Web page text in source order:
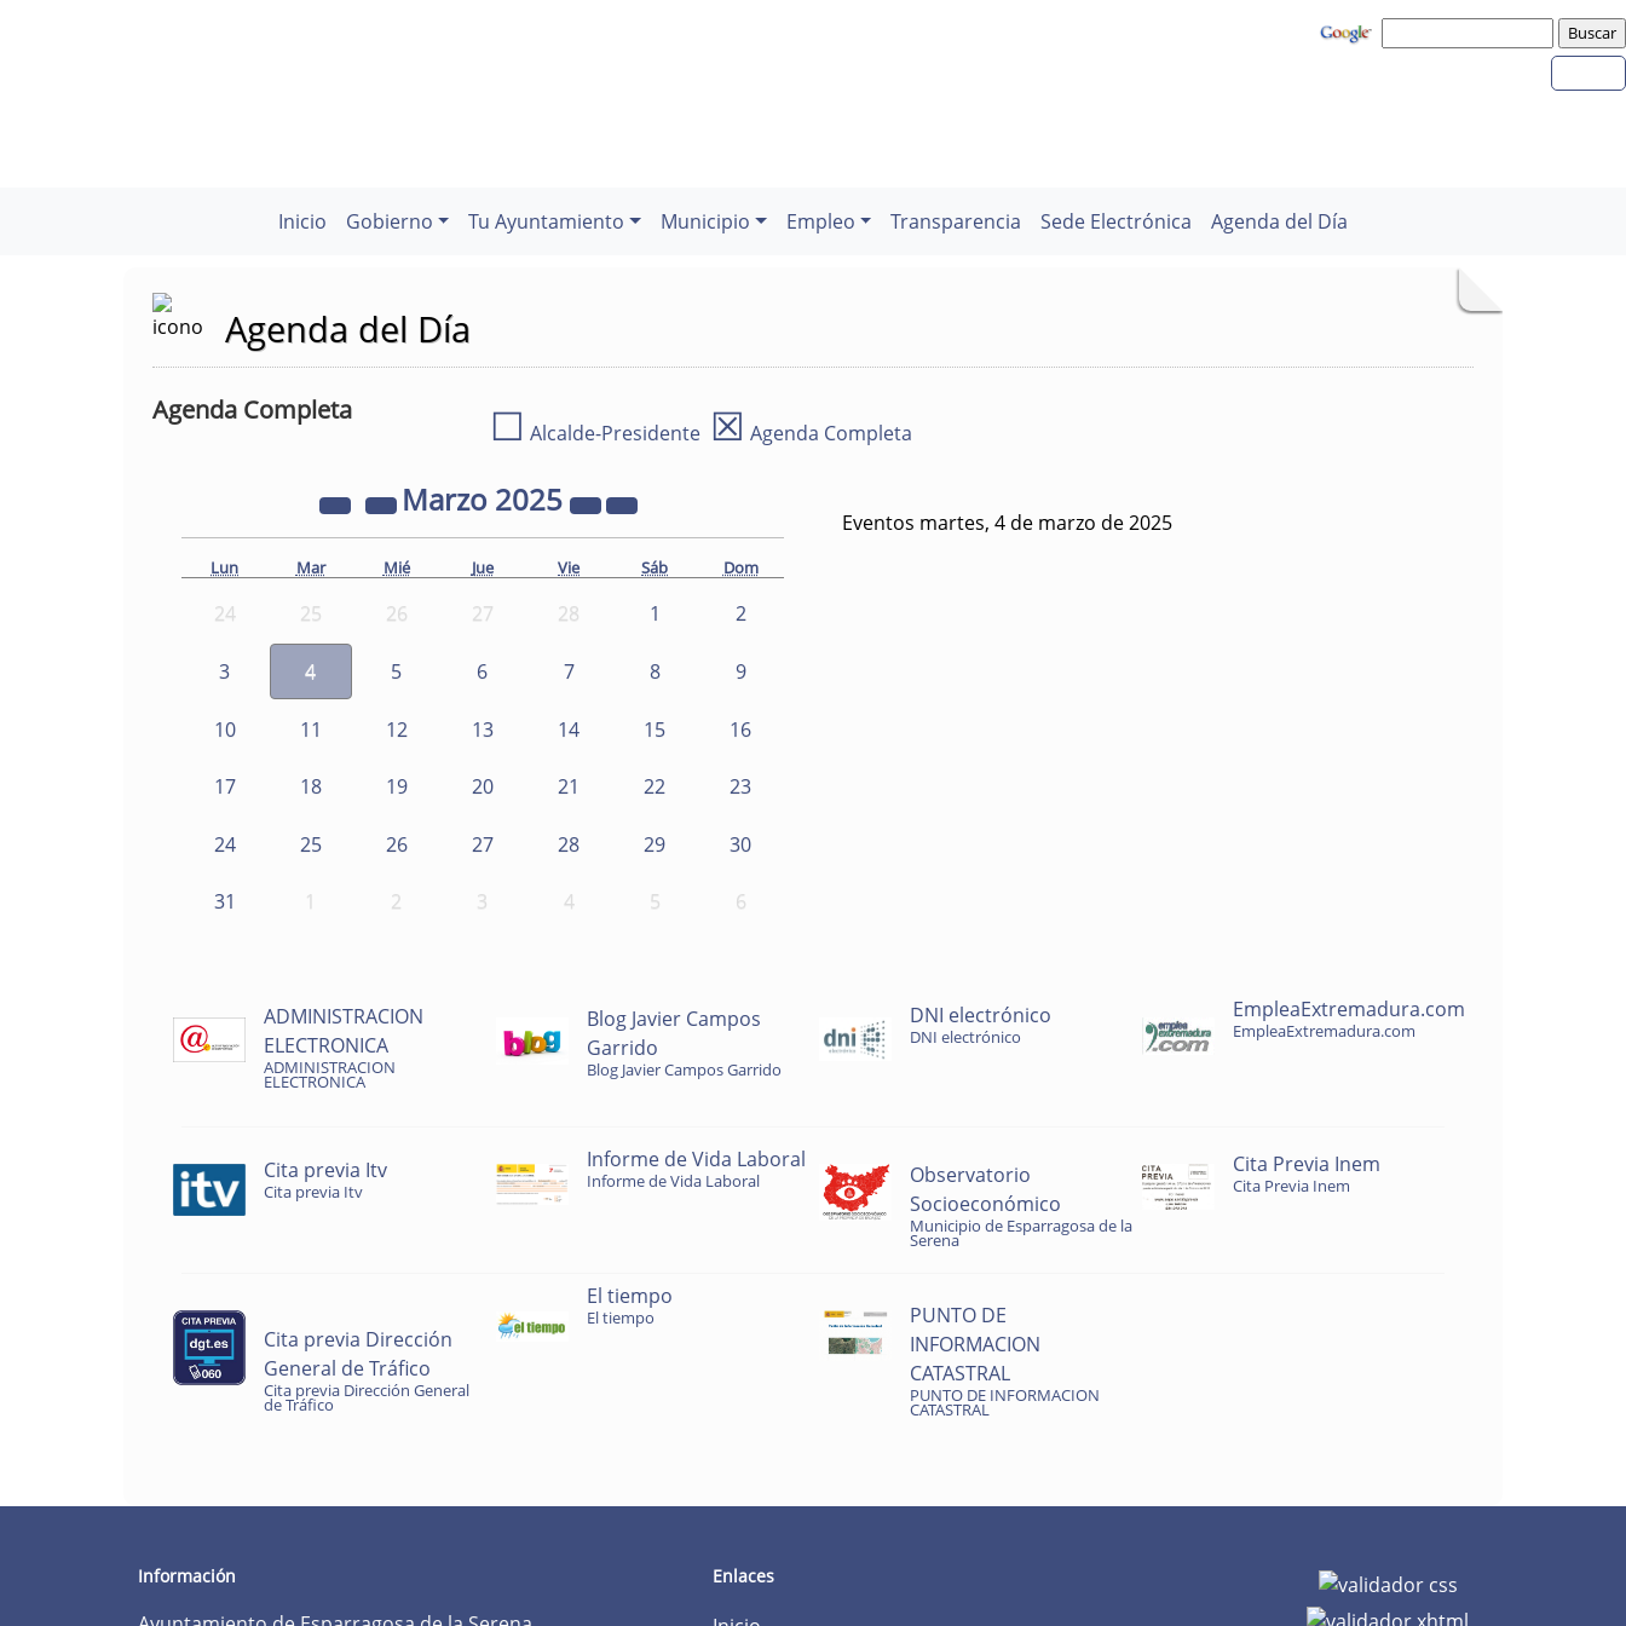
Inicio Gobierno Tu Ayuntamiento Municipio Empleo Transparencia Sede Electrónica Agenda del Día
Agenda del Día
Agenda Completa ☐ Alcalde-Presidente ☒ Agenda Completa
Marzo 2025
Lun Mar Mié Jue Vie Sáb Dom
24 25 26 27 28 1 2
3 4 5 6 7 8 9
10 11 12 13 14 15 16
17 18 19 20 21 22 23
24 25 26 27 28 29 30
31 1 2 3 4 5 6
Eventos martes, 4 de marzo de 2025
ADMINISTRACION
ELECTRONICA
ADMINISTRACION
ELECTRONICA
Blog Javier Campos
Garrido
Blog Javier Campos Garrido
DNI electrónico
DNI electrónico
EmpleaExtremadura.com
EmpleaExtremadura.com
Cita previa Itv
Cita previa Itv
Informe de Vida Laboral
Informe de Vida Laboral
Observatorio
Socioeconómico
Municipio de Esparragosa de la
Serena
Cita Previa Inem
Cita Previa Inem
Cita previa Dirección
General de Tráfico
Cita previa Dirección General
de Tráfico
El tiempo
El tiempo
PUNTO DE
INFORMACION
CATASTRAL
PUNTO DE INFORMACION
CATASTRAL
Información Enlaces